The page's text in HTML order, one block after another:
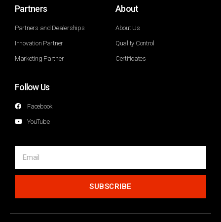
Partners
Partners and Dealerships
Innovation Partner
Marketing Partner
About
About Us
Quality Control
Certificates
Follow Us
Facebook
YouTube
SUBSCRIBE